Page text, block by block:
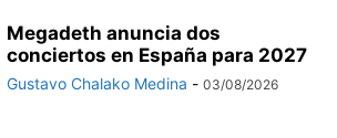
Megadeth anuncia dos
conciertos en España para 2027
Gustavo Chalako Medina - 03/08/2026